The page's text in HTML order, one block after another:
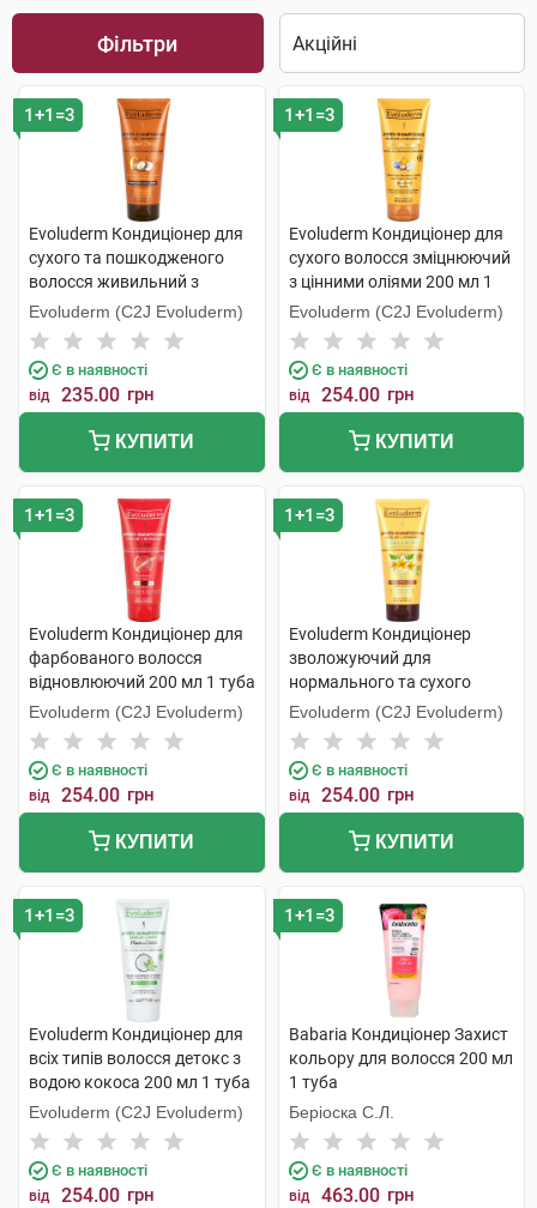
Фільтри
1+1=3
Evoluderm Кондиціонер для
сухого та пошкодженого
волосся живильний з
аргановою олією 200 мл 1
туба
Evoluderm (C2J Evoluderm)
Є в наявності
від 235.00 грн
КУПИТИ
1+1=3
Evoluderm Кондиціонер для
сухого волосся зміцнюючий
з цінними оліями 200 мл 1
туба
Evoluderm (C2J Evoluderm)
Є в наявності
від 254.00 грн
КУПИТИ
1+1=3
Evoluderm Кондиціонер для
фарбованого волосся
відновлюючий 200 мл 1 туба
Evoluderm (C2J Evoluderm)
Є в наявності
від 254.00 грн
КУПИТИ
1+1=3
Evoluderm Кондиціонер
зволожуючий для
нормального та сухого
волосся 200 мл 1 туба
Evoluderm (C2J Evoluderm)
Є в наявності
від 254.00 грн
КУПИТИ
1+1=3
Evoluderm Кондиціонер для
всіх типів волосся детокс з
водою кокоса 200 мл 1 туба
Evoluderm (C2J Evoluderm)
Є в наявності
від 254.00 грн
1+1=3
Babaria Кондиціонер Захист
кольору для волосся 200 мл
1 туба
Беріоска С.Л.
Є в наявності
від 463.00 грн